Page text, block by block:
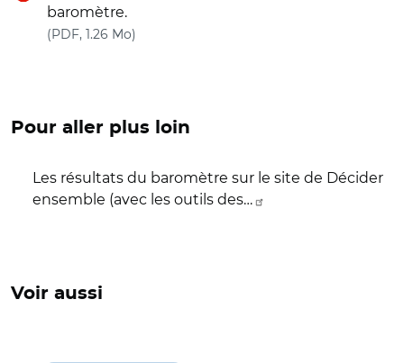
baromètre.
(PDF, 1.26 Mo)
Pour aller plus loin
Les résultats du baromètre sur le site de Décider
ensemble (avec les outils des…
Voir aussi